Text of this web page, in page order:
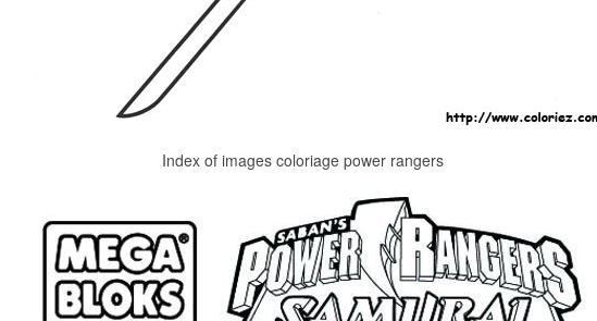
Index of images coloriage power rangers